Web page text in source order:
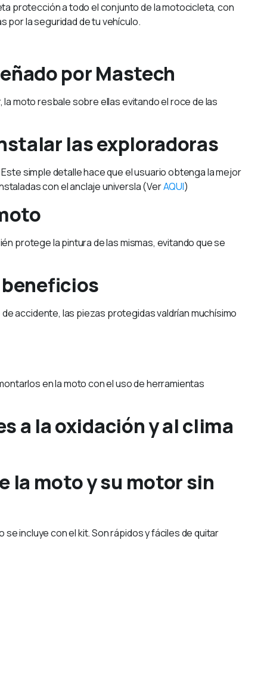
protección a todo el conjunto de la motocicleta, con
por la seguridad de tu vehículo.
por Mastech
moto resbale sobre ellas evitando el roce de las
las exploradoras
simple detalle hace que el usuario obtenga la mejor
con el anclaje universla (VerAQUI)
protege la pintura de las mismas, evitando que se
beneficios
accidente, las piezas protegidas valdrían muchísimo
en la moto con el uso de herramientas
a la oxidación y al clima
la moto y su motor sin
incluye con el kit. Son rápidos y fáciles de quitar